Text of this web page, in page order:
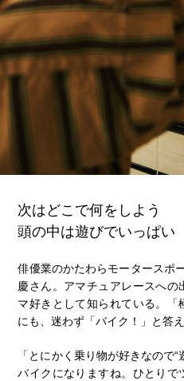
次はどこで何をしよう
頭の中は遊びでいっぱい
俳優業のかたわらモータースポ
慶さん。アマチュアレースへ
マ好きとして知られている。
にも、迷わず「バイク！」と答え
「とにかく乗り物が好きなので
バイクになりますね。ひとりで